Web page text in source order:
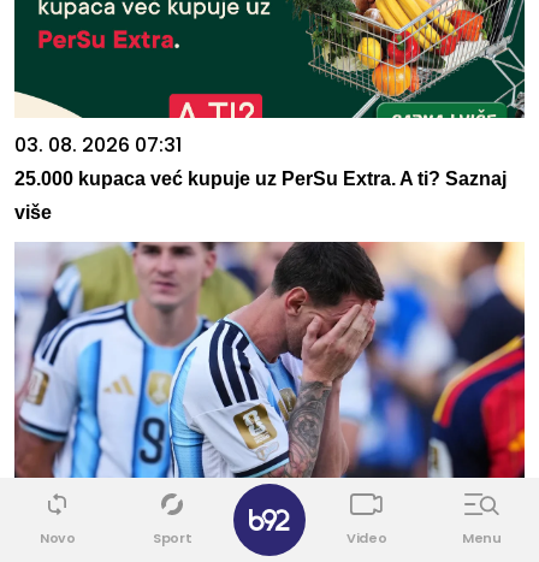
03. 08. 2026 07:31
25.000 kupaca već kupuje uz PerSu Extra. A ti? Saznaj
više
09. 08. 2026 08:22
Argentinac stigao u rodni grad: Leo Mesi neutešan
Novo Sport Video Menu
✕